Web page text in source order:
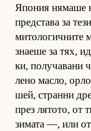
Япо­ния ня­маше
пред­с­тава за
ми­то­ло­гич­ните
зна­еше за тях,
ки, по­лу­ча­вани
лено мас­ло,
шей, странни
през ля­то­то, от
зи­мата —, или